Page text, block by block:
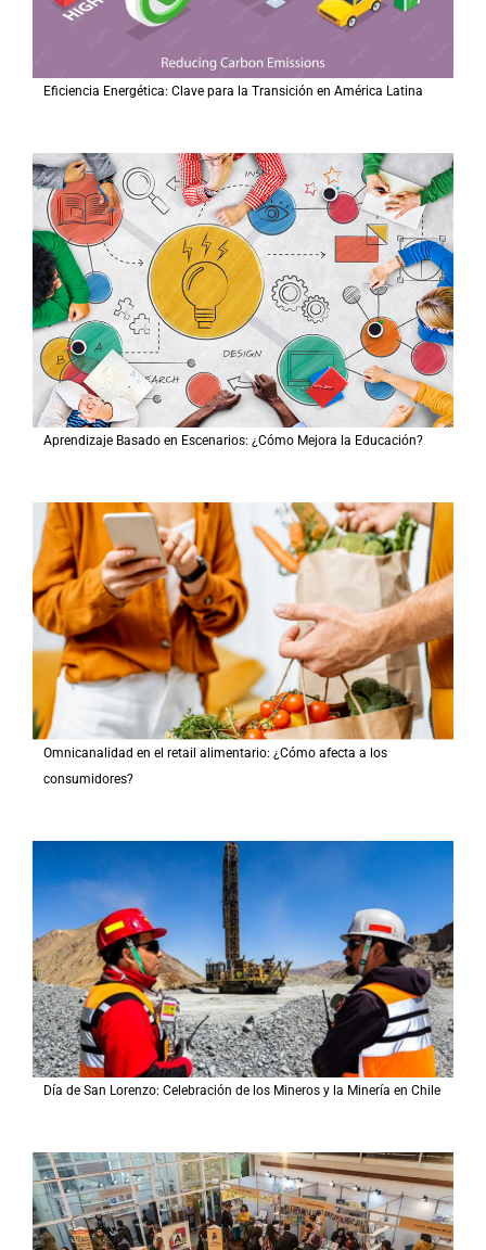
Eficiencia Energética: Clave para la Transición en América Latina
Aprendizaje Basado en Escenarios: ¿Cómo Mejora la Educación?
Omnicanalidad en el retail alimentario: ¿Cómo afecta a los
consumidores?
Día de San Lorenzo: Celebración de los Mineros y la Minería en Chile